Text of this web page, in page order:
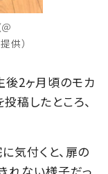
供）
2ヶ月頃のモカ
稿したところ、
気付くと、扉の